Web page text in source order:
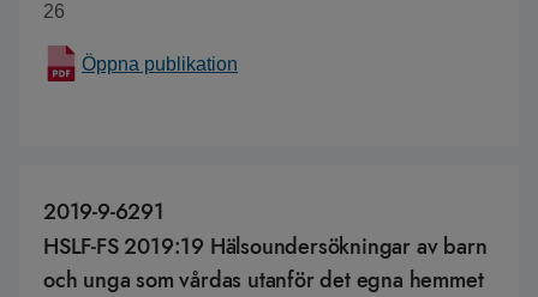
26
Öppna publikation
2019-9-6291
HSLF-FS 2019:19 Hälsoundersökningar av barn
och unga som vårdas utanför det egna hemmet